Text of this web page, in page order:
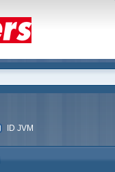
ID JVM